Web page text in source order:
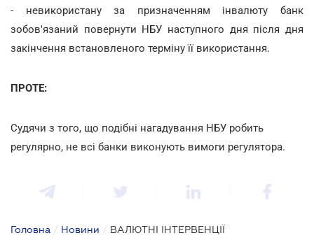
- невикористану за призначенням інвалюту банк
зобов'язаний повернути НБУ наступного дня після дня
закінчення встановленого терміну її використання.
ПРОТЕ:
Судячи з того, що подібні нагадування НБУ робить
регулярно, не всі банки виконують вимоги регулятора.
Головна / Новини / ВАЛЮТНІ ІНТЕРВЕНЦІЇ